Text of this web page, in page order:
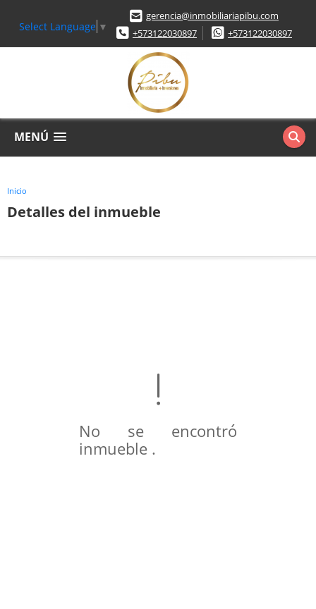
Select Language ▼
gerencia@inmobiliariapibu.com
+573122030897
+573122030897
MENÚ
Inicio
Detalles del inmueble
No se encontró
inmueble .